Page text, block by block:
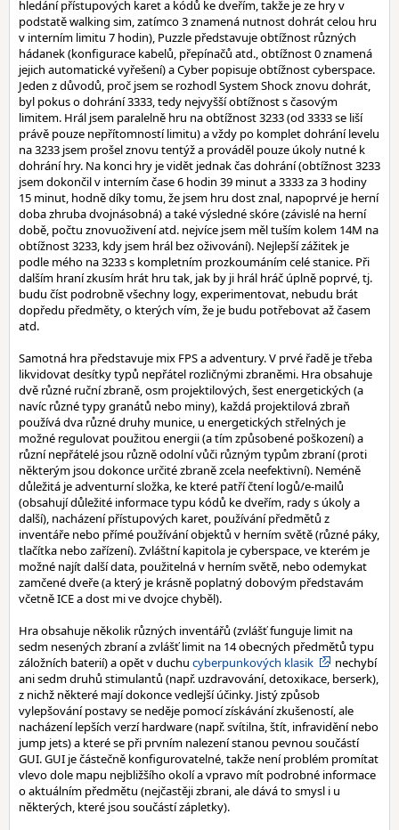
hledání přístupových karet a kódů ke dveřím, takže je ze hry v
podstatě walking sim, zatímco 3 znamená nutnost dohrát celou hru
v interním limitu 7 hodin), Puzzle představuje obtížnost různých
hádanek (konfigurace kabelů, přepínačů atd., obtížnost 0 znamená
jejich automatické vyřešení) a Cyber popisuje obtížnost cyberspace.
Jeden z důvodů, proč jsem se rozhodl System Shock znovu dohrát,
byl pokus o dohrání 3333, tedy nejvyšší obtížnost s časovým
limitem. Hrál jsem paralelně hru na obtížnost 3233 (od 3333 se liší
právě pouze nepřítomností limitu) a vždy po komplet dohrání levelu
na 3233 jsem prošel znovu tentýž a prováděl pouze úkoly nutné k
dohrání hry. Na konci hry je vidět jednak čas dohrání (obtížnost 3233
jsem dokončil v interním čase 6 hodin 39 minut a 3333 za 3 hodiny
15 minut, hodně díky tomu, že jsem hru dost znal, napoprvé je herní
doba zhruba dvojnásobná) a také výsledné skóre (závislé na herní
době, počtu znovuoživení atd. nejvíce jsem měl tuším kolem 14M na
obtížnost 3233, kdy jsem hrál bez oživování). Nejlepší zážitek je
podle mého na 3233 s kompletním prozkoumáním celé stanice. Při
dalším hraní zkusím hrát hru tak, jak by ji hrál hráč úplně poprvé, tj.
budu číst podrobně všechny logy, experimentovat, nebudu brát
dopředu předměty, o kterých vím, že je budu potřebovat až časem
atd.
Samotná hra představuje mix FPS a adventury. V prvé řadě je třeba
likvidovat desítky typů nepřátel rozličnými zbraněmi. Hra obsahuje
dvě různé ruční zbraně, osm projektilových, šest energetických (a
navíc různé typy granátů nebo miny), každá projektilová zbraň
používá dva různé druhy munice, u energetických střelných je
možné regulovat použitou energii (a tím způsobené poškození) a
různí nepřátelé jsou různě odolní vůči různým typům zbraní (proti
některým jsou dokonce určité zbraně zcela neefektivní). Neméně
důležitá je adventurní složka, ke které patří čtení logů/e-mailů
(obsahují důležité informace typu kódů ke dveřím, rady s úkoly a
další), nacházení přístupových karet, používání předmětů z
inventáře nebo přímé používání objektů v herním světě (různé páky,
tlačítka nebo zařízení). Zvláštní kapitola je cyberspace, ve kterém je
možné najít další data, použitelná v herním světě, nebo odemykat
zamčené dveře (a který je krásně poplatný dobovým představám
včetně ICE a dost mi ve dvojce chyběl).
Hra obsahuje několik různých inventářů (zvlášť funguje limit na
sedm nesených zbraní a zvlášť limit na 14 obecných předmětů typu
záložních baterií) a opět v duchu cyberpunkových klasik
nechybí
ani sedm druhů stimulantů (např. uzdravování, detoxikace, berserk),
z nichž některé mají dokonce vedlejší účinky. Jistý způsob
vylepšování postavy se neděje pomocí získávání zkušeností, ale
nacházení lepších verzí hardware (např. svítilna, štít, infravidění nebo
jump jets) a které se při prvním nalezení stanou pevnou součástí
GUI. GUI je částečně konfigurovatelné, takže není problém promítat
vlevo dole mapu nejbližšího okolí a vpravo mít podrobné informace
o aktuálním předmětu (nejčastěji zbrani, ale dává to smysl i u
některých, které jsou součástí zápletky).